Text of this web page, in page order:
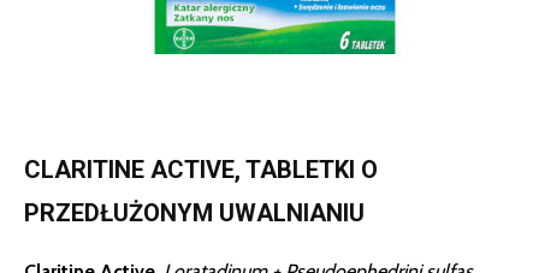
CLARITINE ACTIVE, TABLETKI O
PRZEDŁUŻONYM UWALNIANIU